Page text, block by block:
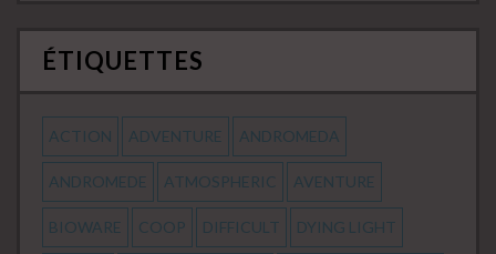
ÉTIQUETTES
ACTION ADVENTURE ANDROMEDA
ANDROMEDE ATMOSPHERIC AVENTURE
BIOWARE COOP DIFFICULT DYING LIGHT